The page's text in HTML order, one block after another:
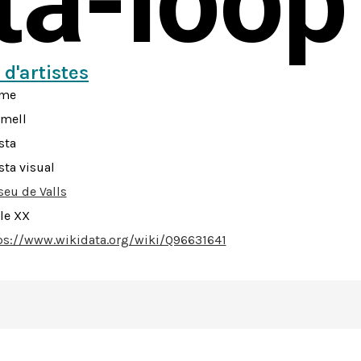
d'artistes
visual
de Valls
XX
www.wikidata.org/wiki/Q96631641